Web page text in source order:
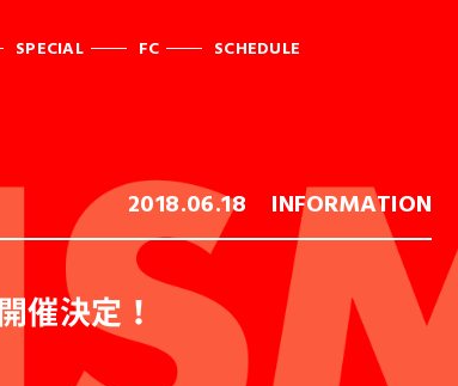
SPECIAL FC SCHEDULE
2018.06.18 INFORMATION
催決定！